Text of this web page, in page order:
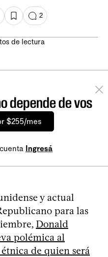
2
de lectura
depende de vos
$255/mes
Ingresá
y actual
para las
Donald
polémica al
de quien será